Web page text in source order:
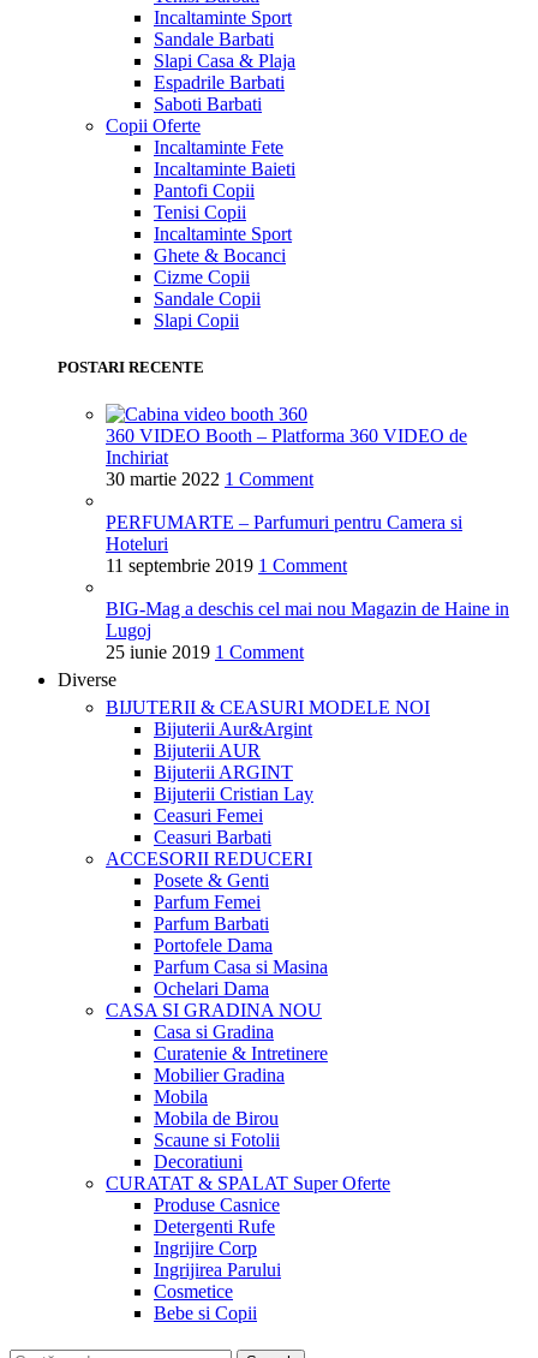
Incaltaminte Sport
Sandale Barbati
Slapi Casa & Plaja
Espadrile Barbati
Saboti Barbati
Copii Oferte
Incaltaminte Fete
Incaltaminte Baieti
Pantofi Copii
Tenisi Copii
Incaltaminte Sport
Ghete & Bocanci
Cizme Copii
Sandale Copii
Slapi Copii
POSTARI RECENTE
360 VIDEO Booth – Platforma 360 VIDEO de
Inchiriat
30 martie 2022 1 Comment
PERFUMARTE – Parfumuri pentru Camera si
Hoteluri
11 septembrie 2019 1 Comment
BIG-Mag a deschis cel mai nou Magazin de Haine in
Lugoj
25 iunie 2019 1 Comment
Diverse
BIJUTERII & CEASURI MODELE NOI
Bijuterii Aur&Argint
Bijuterii AUR
Bijuterii ARGINT
Bijuterii Cristian Lay
Ceasuri Femei
Ceasuri Barbati
ACCESORII REDUCERI
Posete & Genti
Parfum Femei
Parfum Barbati
Portofele Dama
Parfum Casa si Masina
Ochelari Dama
CASA SI GRADINANOU
Casa si Gradina
Curatenie & Intretinere
Mobilier Gradina
Mobila
Mobila de Birou
Scaune si Fotolii
Decoratiuni
CURATAT & SPALAT Super Oferte
Produse Casnice
Detergenti Rufe
Ingrijire Corp
Ingrijirea Parului
Cosmetice
Bebe si Copii